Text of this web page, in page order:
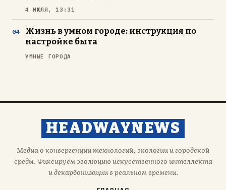
4 ИЮЛЯ, 13:31
Жизнь в умном городе: инструкция по
настройке быта
УМНЫЕ ГОРОДА
HEADWAYNEWS
Медиа о конвергенции технологий, экологии и городской
среды. Фиксируем эволюцию искусственного интеллекта
и декарбонизации в реальном времени.